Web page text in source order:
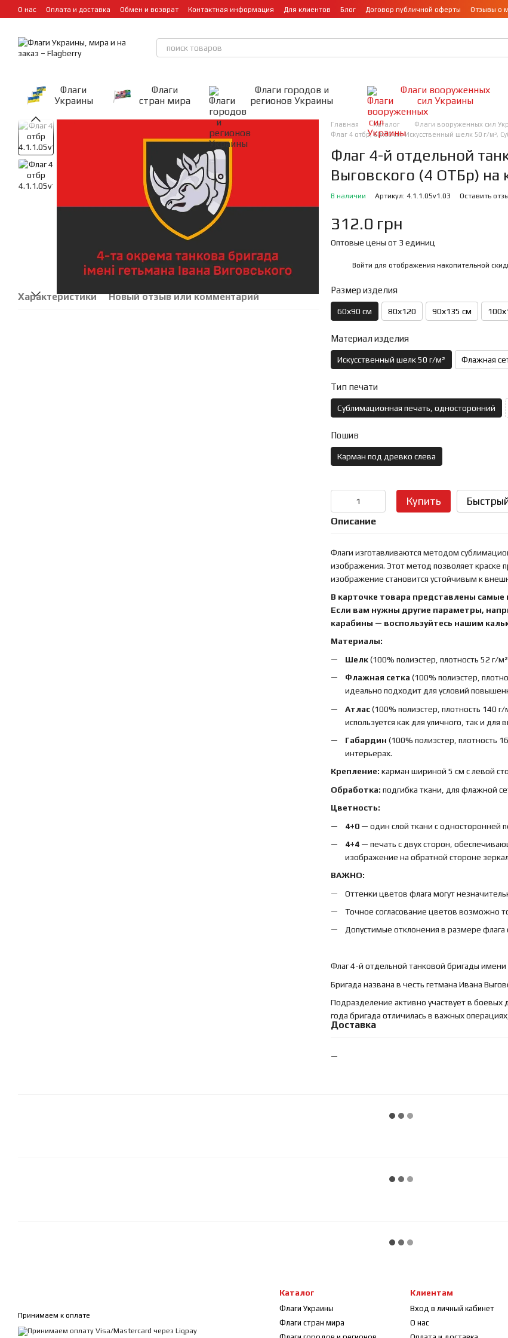
Перейти к основному контенту
О нас Оплата и доставка Обмен и возврат Контактная информация Для клиентов Блог Договор публичной оферты Отзывы о
Флаги
Украины
Флаги
стран мира
Флаги городов и
регионов Украины
Флаги вооруженных
сил Украины
Характеристики Новый отзыв или комментарий
Главная Каталог Флаги вооруженных сил
Флаг 4 отбр, 60х90 см, Искусственный шелк 50 г/м²,
Флаг 4-й отдельной
Выговского (4 ОТБр)
В наличии Артикул: 4.1.1.05v1.03 Оставить
312.0 грн
Оптовые цены от 3 единиц
Войти для отображения накопительной
Размер изделия
60х90 см 80х120 90х135 см
Материал изделия
Искусственный шелк 50 г/м² Флажная
Тип печати
Сублимационная печать, односторонний
Пошив
Карман под древко слева
Купить
Описание
Флаги изготавливаются методом
изображения. Этот метод позволяет краске
изображение становится устойчивым к
В карточке товара представлены
Если вам нужны другие параметры,
карабины — воспользуйтесь нашим
Материалы:
Шелк(100% полиэстер, плотность 52 г/
Флажная сетка (100% полиэстер,
идеально подходит для условий
Атлас(100% полиэстер, плотность 140
используется как для уличного, так и для
Габардин (100% полиэстер, плотность
интерьерах.
Крепление: карман шириной 5 см с левой
Обработка: подгибка ткани, для флажной
Цветность:
4+0— один слой ткани с односторонней
4+4— печать с двух сторон,
изображение на обратной стороне
ВАЖНО:
Оттенки цветов флага могут
Точное согласование цветов возможно
Допустимые отклонения в размере
Флаг 4-й отдельной танковой бригады
Бригада названа в честь гетмана Ивана
Подразделение активно участвует в
года бригада отличилась в важных
Доставка
Принимаем к оплате
Каталог
Флаги Украины
Флаги стран мира
Клиентам
Вход в личный кабинет
О нас